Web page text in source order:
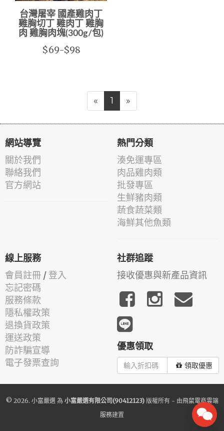
台灣屠宰 國產雞肉丁
雞胸切丁 雞肉丁 雞胸
肉 雞胸肉塊(300g/包)
$69-$98
« 1 »
網站導覽
關於我們
聯絡我們
官方網站
熱門分類
湊免運專區
肉品雞肉類
批發專區
生鮮豬肉類
蔬食蔬菜類
海鮮其他魚類
線上服務
會員註冊 / 登入
忘記密碼
服務條款
隱私權政策
退換貨政策
運送政策
防詐騙宣導
電子發票查詢
社群追蹤
接收優惠與新產品資訊
優惠領取
領取優惠
© 2026. 小富嚴選為 小富嚴選有限公司(90412123)版權所有 - 由飛鼠電商雲端
服務建置